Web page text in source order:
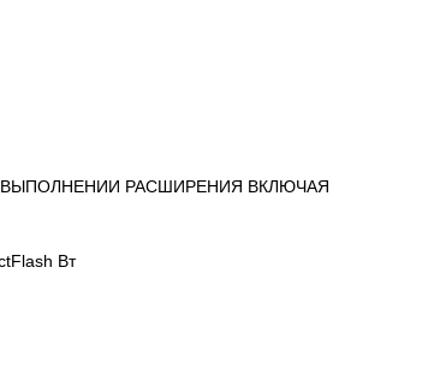
О ВЫПОЛНЕНИИ РАСШИРЕНИЯ ВКЛЮЧАЯ
Вт